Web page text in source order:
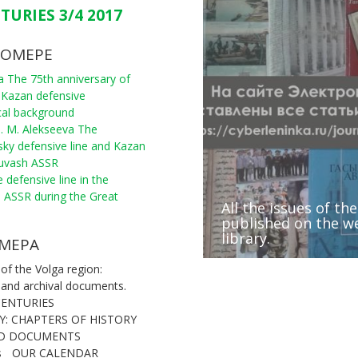
3/4 2017
The 75th anniversary of
defensive
background
M. Alekseeva The
defensive line and Kazan
ASSR
defensive line in the
during the Great
the Volga region:
archival documents.
CHAPTERS OF HISTORY
DOCUMENTS
OUR CALENDAR
All the issues of
published on the
library.
Conferences and
IX Forum of
Presentation of E.
Volga region
(1670-1671)”
A round table
Peter I and
and Cis-Urals